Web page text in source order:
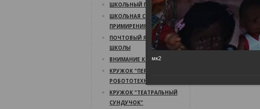
ШКОЛЬНЫЙ ПСИХОЛОГ
ШКОЛЬНАЯ СЛУЖБА
ПРИМИРЕНИЯ
ПОЧТОВЫЙ ЯЩИК
ШКОЛЫ
ВНИМАНИЕ КОНКУРС!
КРУЖОК "ПЕРВЫЙ ШАГ В
РОБОТОТЕХНИКУ"
КРУЖОК "ТЕАТРАЛЬНЫЙ
СУНДУЧОК"
мк2